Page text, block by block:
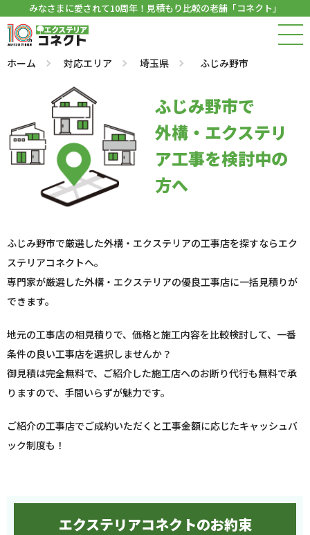
みなさまに愛されて10周年！見積もり比較の老舗「コネクト」
ホーム 対応エリア 埼玉県 ふじみ野市
ふじみ野市で
外構・エクステリ
ア工事を検討中の
方へ
ふじみ野市で厳選した外構・エクステリアの工事店を探すならエク
ステリアコネクトへ。
専門家が厳選した外構・エクステリアの優良工事店に一括見積りが
できます。
地元の工事店の相見積りで、価格と施工内容を比較検討して、一番
条件の良い工事店を選択しませんか？
御見積は完全無料で、ご紹介した施工店へのお断り代行も無料で承
りますので、手間いらずが魅力です。
ご紹介の工事店でご成約いただくと工事金額に応じたキャッシュバ
ック制度も！
エクステリアコネクトのお約束